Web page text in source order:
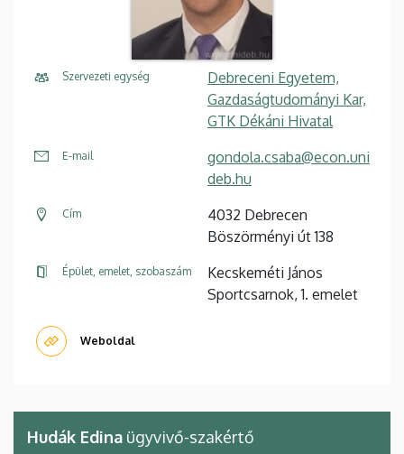
Szervezeti egység
Debreceni Egyetem,
Gazdaságtudományi Kar,
GTK Dékáni Hivatal
E-mail
gondola.csaba@econ.uni
deb.hu
Cím
4032 Debrecen
Böszörményi út 138
Épület, emelet, szobaszám
Kecskeméti János
Sportcsarnok, 1. emelet
Weboldal
Hudák Edina ügyvivő-szakértő